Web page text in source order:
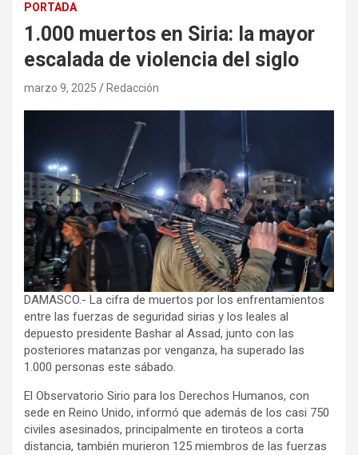
PORTADA
1.000 muertos en Siria: la mayor
escalada de violencia del siglo
marzo 9, 2025 Redacción
DAMASCO.- La cifra de muertos por los enfrentamientos
entre las fuerzas de seguridad sirias y los leales al
depuesto presidente Bashar al Assad, junto con las
posteriores matanzas por venganza, ha superado las
1.000 personas este sábado.
El Observatorio Sirio para los Derechos Humanos, con
sede en Reino Unido, informó que además de los casi 750
civiles asesinados, principalmente en tiroteos a corta
distancia, también murieron 125 miembros de las fuerzas